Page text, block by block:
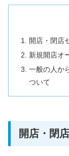
開店・閉店
新規開店オ
一般の人か
ついて
開店・閉